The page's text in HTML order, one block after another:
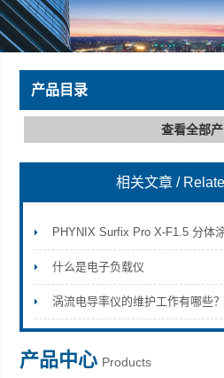
深圳市深博瑞仪器仪表有限公司
产品目录
查看全部
相关文章 /
PHYNIX Surfix Pro X-F1.5 分体
什么是电子负载仪
涡流电导率仪的维护工作有哪些？
产品中心 Products